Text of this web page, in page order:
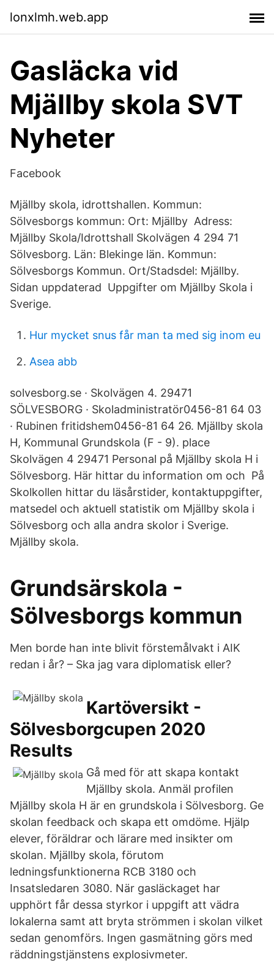
lonxlmh.web.app
Gasläcka vid
Mjällby skola SVT
Nyheter
Facebook
Mjällby skola, idrottshallen. Kommun:
Sölvesborgs kommun: Ort: Mjällby Adress:
Mjällby Skola/Idrottshall Skolvägen 4 294 71
Sölvesborg. Län: Blekinge län. Kommun:
Sölvesborgs Kommun. Ort/Stadsdel: Mjällby.
Sidan uppdaterad Uppgifter om Mjällby Skola i
Sverige.
Hur mycket snus får man ta med sig inom eu
Asea abb
solvesborg.se · Skolvägen 4. 29471
SÖLVESBORG · Skoladministratör0456-81 64 03
· Rubinen fritidshem0456-81 64 26. Mjällby skola
H, Kommunal Grundskola (F - 9). place
Skolvägen 4 29471 Personal på Mjällby skola H i
Sölvesborg. Här hittar du information om och På
Skolkollen hittar du läsårstider, kontaktuppgifter,
matsedel och aktuell statistik om Mjällby skola i
Sölvesborg och alla andra skolor i Sverige.
Mjällby skola.
Grundsärskola -
Sölvesborgs kommun
Men borde han inte blivit förstemålvakt i AIK
redan i år? – Ska jag vara diplomatisk eller?
Kartöversikt -
Sölvesborgcupen 2020
Results
Gå med för att skapa kontakt
Mjällby skola. Anmäl profilen
Mjällby skola H är en grundskola i Sölvesborg. Ge
skolan feedback och skapa ett omdöme. Hjälp
elever, föräldrar och lärare med insikter om
skolan. Mjällby skola, förutom
ledningsfunktionerna RCB 3180 och
Insatsledaren 3080. När gasläckaget har
upphört får dessa styrkor i uppgift att vädra
lokalerna samt att bryta strömmen i skolan vilket
sedan genomförs. Ingen gasmätning görs med
räddningstjänstens explosivmeter.